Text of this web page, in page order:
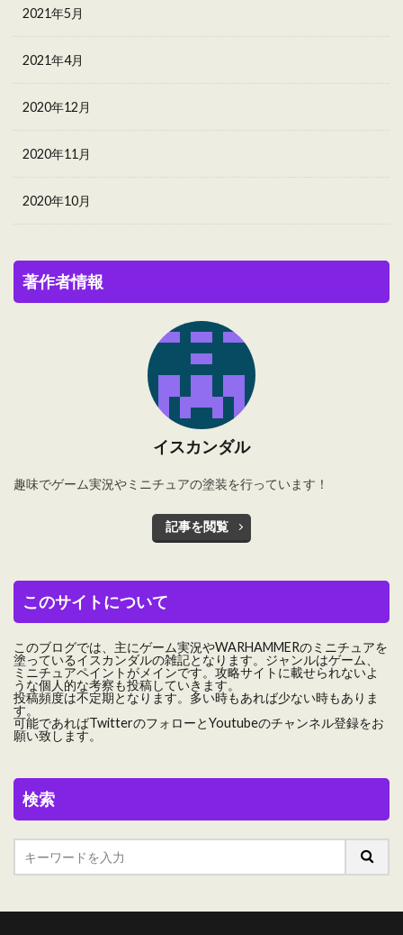
2021年5月
2021年4月
2020年12月
2020年11月
2020年10月
著作者情報
イスカンダル
趣味でゲーム実況やミニチュアの塗装を行っています！
記事を閲覧
このサイトについて
このブログでは、主にゲーム実況やWARHAMMERのミニチュアを
塗っているイスカンダルの雑記となります。ジャンルはゲーム、
ミニチュアペイントがメインです。攻略サイトに載せられないよ
うな個人的な考察も投稿していきます。
投稿頻度は不定期となります。多い時もあれば少ない時もありま
す。
可能であればTwitterのフォローとYoutubeのチャンネル登録をお
願い致します。
検索